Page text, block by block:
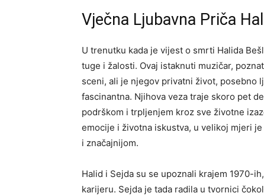
Vječna Ljubavna Priča
U trenutku kada je vijest o smrti Halida
tuge i žalosti. Ovaj istaknuti muzičar,
sceni, ali je njegov privatni život, posebno
fascinantna. Njihova veza traje skoro pet
podrškom i trpljenjem kroz sve životne
emocije i životna iskustva, u velikoj mjeri
i značajnijom.
Halid i Sejda su se upoznali krajem 1970-
karijeru. Sejda je tada radila u tvornici